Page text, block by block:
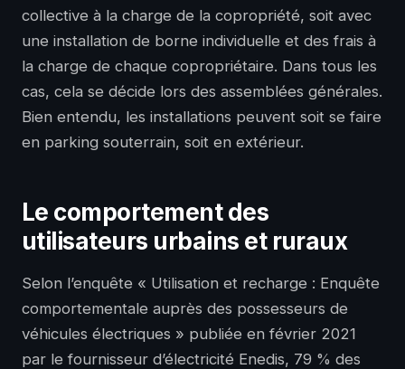
collective à la charge de la copropriété, soit avec
une installation de borne individuelle et des frais à
la charge de chaque copropriétaire. Dans tous les
cas, cela se décide lors des assemblées générales.
Bien entendu, les installations peuvent soit se faire
en parking souterrain, soit en extérieur.
Le comportement des
utilisateurs urbains et ruraux
Selon l’enquête « Utilisation et recharge : Enquête
comportementale auprès des possesseurs de
véhicules électriques » publiée en février 2021
par le fournisseur d’électricité Enedis, 79 % des